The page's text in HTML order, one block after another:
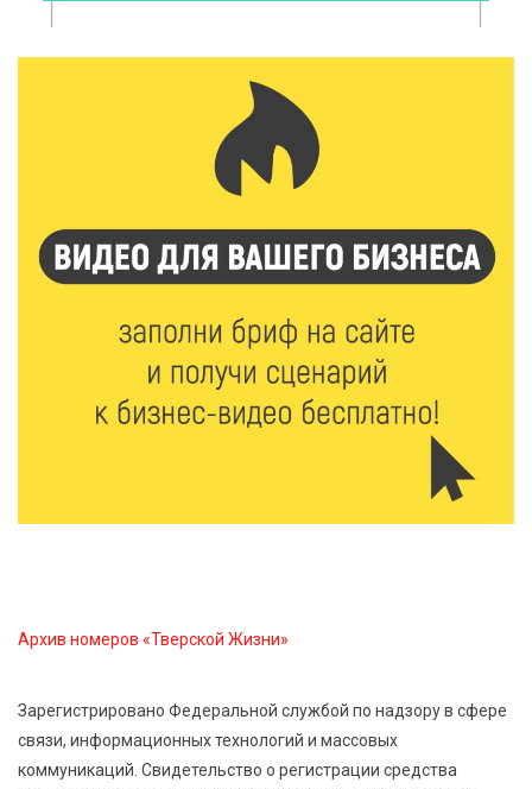
От детских зон до полётов на шарах: в парке
«Гришкино» готовят масштабный праздник
5 Авг 2026 14:44 221
Россияне полюбили «раскладушки» и «книжки»
5 Авг 2026 14:32 331
Топ-4 направлений: какие специальности стали
самыми популярными у абитуриентов в 2026 году
В Введенской церкви Торжка завершился важный
этап реставрации
передали сборники стихов в зону СВО
5 Авг 2026 13:13 464
Виталий Королев поздравил победительниц
«Большой перемены»
Архив номеров «Тверской Жизни»
Зарегистрировано Федеральной службой по надзору в сфере
связи, информационных технологий и массовых
коммуникаций. Свидетельство о регистрации средства